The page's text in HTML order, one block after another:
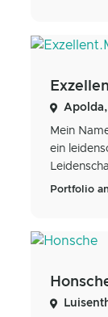
Mein
ein
Portfolio